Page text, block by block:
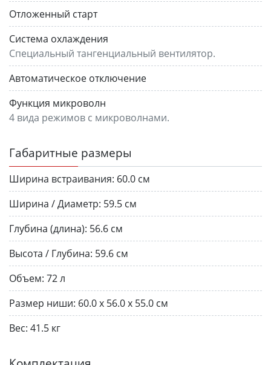
Отложенный старт
Система охлаждения
Специальный тангенциальный вентилятор.
Автоматическое отключение
Функция микроволн
4 вида режимов с микроволнами.
Габаритные размеры
Ширина встраивания: 60.0 см
Ширина / Диаметр: 59.5 см
Глубина (длина): 56.6 см
Высота / Глубина: 59.6 см
Объем: 72 л
Размер ниши: 60.0 x 56.0 x 55.0 см
Вес: 41.5 кг